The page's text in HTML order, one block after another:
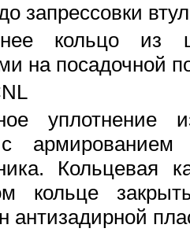
запрессовки
кольцо из
на посадочной
уплотнение
Кольцевая
кольце
антизадирной